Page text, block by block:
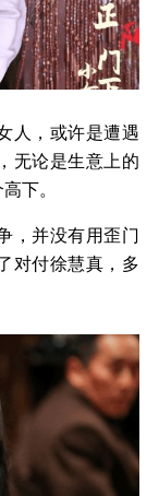
人，或许是遭遇
无论是生意上的
下。
，并没有用歪门
对付徐慧真，多